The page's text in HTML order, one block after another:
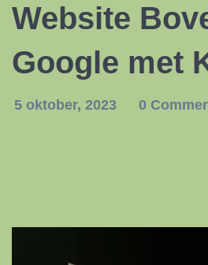
Website
Google met
5 oktober, 2023 0